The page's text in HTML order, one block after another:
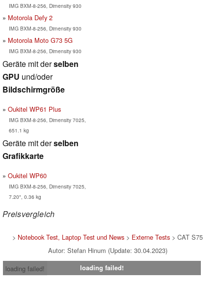
IMG BXM-8-256, Dimensity 930
Motorola Defy 2
IMG BXM-8-256, Dimensity 930
Motorola Moto G73 5G
IMG BXM-8-256, Dimensity 930
Geräte mit derselben
GPU und/oder
Bildschirmgröße
Oukitel WP61 Plus
IMG BXM-8-256, Dimensity 7025,
651.1 kg
Geräte mit derselben
Grafikkarte
Oukitel WP60
IMG BXM-8-256, Dimensity 7025,
7.20", 0.36 kg
Preisvergleich
> Notebook Test, Laptop Test und News > Externe Tests > CAT S75
Autor: Stefan Hinum (Update: 30.04.2023)
loading failed!
loading failed!